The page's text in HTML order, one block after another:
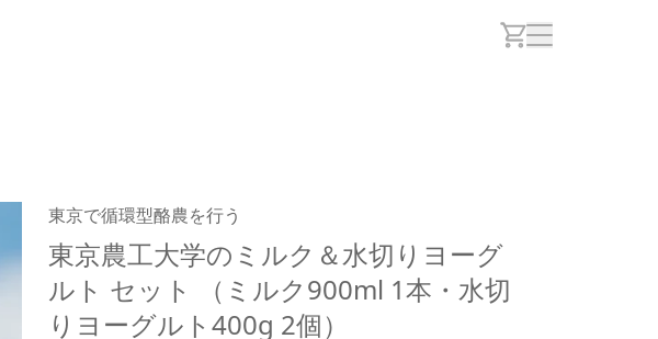
東京で循環型酪農を行う
東京農工大学のミルク＆水切りヨーグ
ルト セット （ミルク900ml 1本・水切
りヨーグルト400g 2個）